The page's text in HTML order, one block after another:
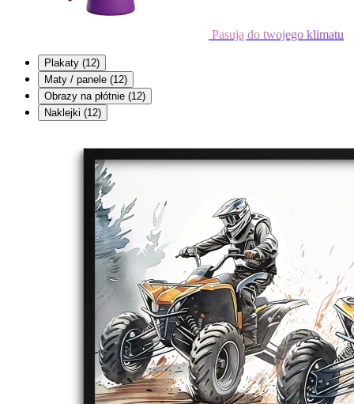
Pasują do twojego klimatu
Plakaty (12)
Maty / panele (12)
Obrazy na płótnie (12)
Naklejki (12)